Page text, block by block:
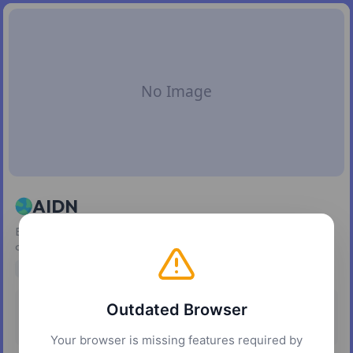
AIDN
Explora música original, contenido digital y aplicaciones
creadas por daniwell.
creative apps
Outdated Browser
Your browser is missing features required by